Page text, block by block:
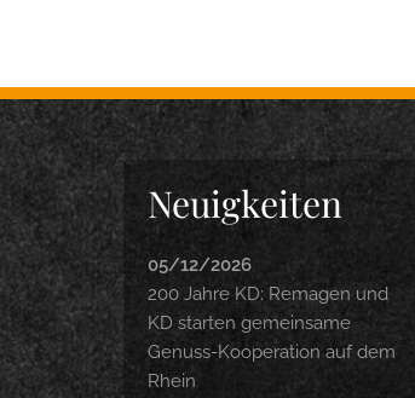
Neuigkeiten
05/12/2026
200 Jahre KD: Remagen und
KD starten gemeinsame
Genuss-Kooperation auf dem
Rhein